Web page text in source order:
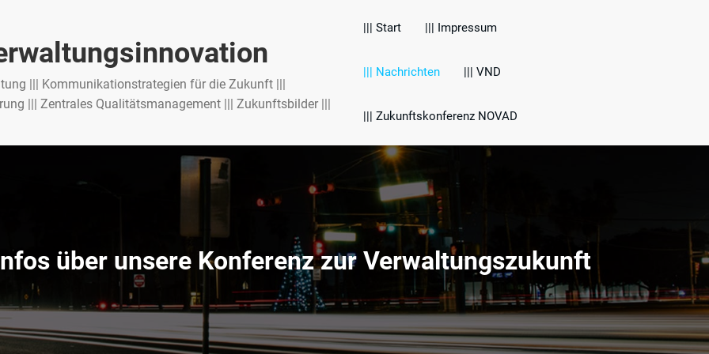
||| Kommunikationstrategien für die Zukunft |||
||| Zentrales Qualitätsmanagement ||| Zukunftsbilder |||
||| Start ||| Impressum
||| Nachrichten ||| VND
||| Zukunftskonferenz NOVAD
über unsere Konferenz zur Verwaltungszukunft